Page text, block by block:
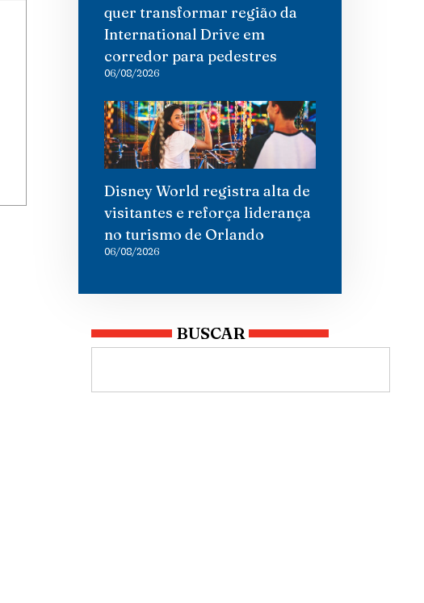
quer transformar região da
International Drive em
corredor para pedestres
06/08/2026
Disney World registra alta de
visitantes e reforça liderança
no turismo de Orlando
06/08/2026
BUSCAR